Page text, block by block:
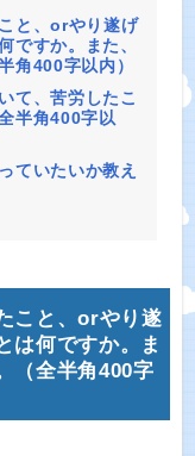
と、orやり遂げ
ですか。また、
角400字以内）
て、苦労したこ
半角400字以
ていたいか教え
こと、orやり遂
は何ですか。ま
（全半角400字